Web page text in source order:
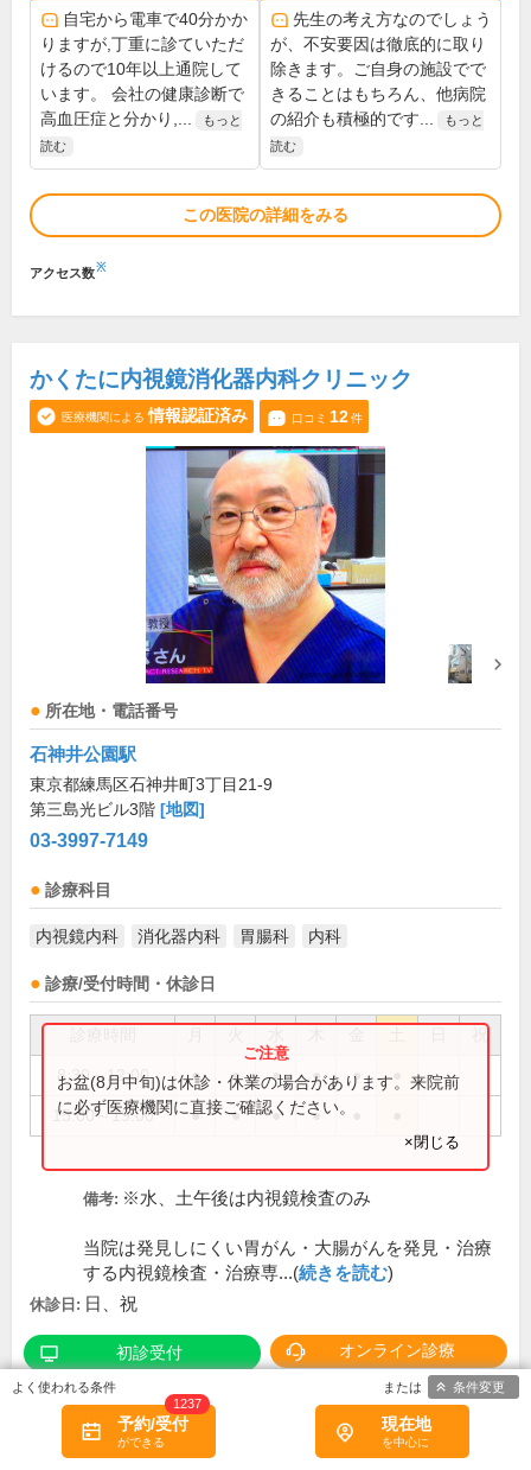
自宅から電車で40分かか
りますが,丁重に診ていただ
けるので10年以上通院して
います。 会社の健康診断で
高血圧症と分かり,...
もっと
読む
先生の考え方なのでしょう
が、不安要因は徹底的に取り
除きます。ご自身の施設でで
きることはもちろん、他病院
の紹介も積極的です...
もっと
読む
この医院の詳細をみる
アクセス数※
かくたに内視鏡消化器内科クリニック
医療機関による 情報認証済み 口コミ 12件
所在地・電話番号
石神井公園駅
東京都練馬区石神井町3丁目21-9
第三島光ビル3階 [地図]
03-3997-7149
診療科目
内視鏡内科 消化器内科 胃腸科 内科
診療/受付時間・休診日
8:30～12:00 ● ● ● ● ●
15:00～19:00 ● ● ● ●
お盆(8月中旬)は休診・休業の場合があります。来院前
に必ず医療機関に直接ご確認ください。
×閉じる
備考: ※水、土午後は内視鏡検査のみ
当院は発見しにくい胃がん・大腸がんを発見・治療
する内視鏡検査・治療専...(続きを読む)
休診日: 日、祝
初診受付 オンライン診療
口コミ 予約/受付
1237
現在地
条件変更